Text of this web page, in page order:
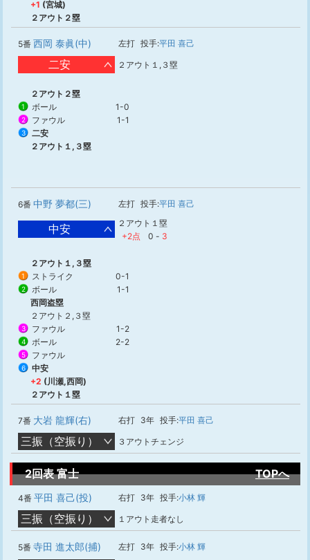
+1 (宮城)
２アウト２塁
5番 西岡 泰眞(中) 左打 投手:平田 喜己
二安 ２アウト１,３塁
２アウト２塁
1 ボール 1-0
2 ファウル 1-1
3
二安
２アウト１,３塁
6番 中野 夢都(三) 左打 投手:平田 喜己
中安
２アウト１塁
+2点
0 - 3
２アウト１,３塁
1 ストライク 0-1
2 ボール
1-1
西岡盗塁
２アウト２,３塁
3 ファウル 1-2
4 ボール 2-2
5 ファウル
6
中安
+2 (川瀬,西岡)
２アウト１塁
7番 大岩 龍輝(右) 右打 3年 投手:平田 喜己
三振（空振り） ３アウトチェンジ
2回表 富士 TOPへ
4番 平田 喜己(投) 右打 3年 投手:小林 輝
三振（空振り） １アウト走者なし
5番 寺田 進太郎(捕) 左打 3年 投手:小林 輝